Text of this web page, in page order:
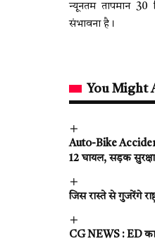
न्यूनतम तापमान
संभावना है।
You Might
Auto-Bike
12 घायल, सड़क
जिस रास्ते से गुजरेंगे
CG NEWS : ED